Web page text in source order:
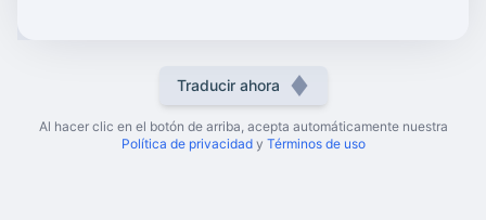
Traducir ahora
Al hacer clic en el botón de arriba, acepta automáticamente nuestra
Política de privacidad y Términos de uso